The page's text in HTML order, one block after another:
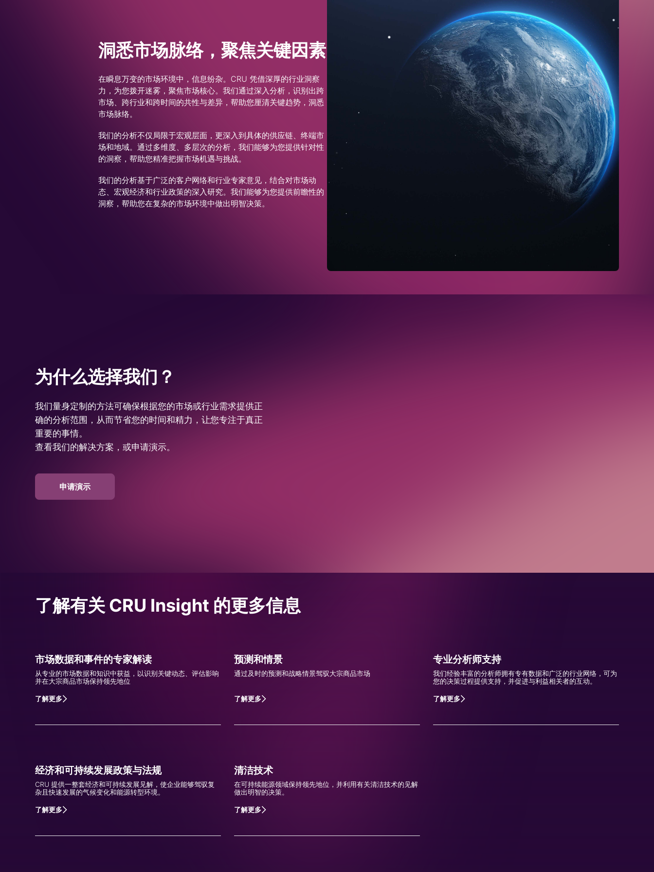
洞悉市场脉络，聚焦关键因素
在瞬息万变的市场环境中，信息纷杂。CRU 凭借深厚的行业洞察
力，为您拨开迷雾，聚焦市场核心。我们通过深入分析，识别出跨
市场、跨行业和跨时间的共性与差异，帮助您厘清关键趋势，洞悉
市场脉络。
我们的分析不仅局限于宏观层面，更深入到具体的供应链、终端市
场和地域。通过多维度、多层次的分析，我们能够为您提供针对性
的洞察，帮助您精准把握市场机遇与挑战。
我们的分析基于广泛的客户网络和行业专家意见，结合对市场动
态、宏观经济和行业政策的深入研究。我们能够为您提供前瞻性的
洞察，帮助您在复杂的市场环境中做出明智决策。
为什么选择我们？
我们量身定制的方法可确保根据您的市场或行业需求提供正
确的分析范围，从而节省您的时间和精力，让您专注于真正
重要的事情。
查看我们的解决方案，或申请演示。
申请演示
了解有关 CRU Insight 的更多信息
市场数据和事件的专家解读
从专业的市场数据和知识中获益，以识别关键动态、评估影响
并在大宗商品市场保持领先地位
了解更多
预测和情景
通过及时的预测和战略情景驾驭大宗商品市场
了解更多
专业分析师支持
我们经验丰富的分析师拥有专有数据和广泛的行业网络，可为
您的决策过程提供支持，并促进与利益相关者的互动。
了解更多
经济和可持续发展政策与法规
CRU 提供一整套经济和可持续发展见解，使企业能够驾驭复
杂且快速发展的气候变化和能源转型环境。
了解更多
清洁技术
在可持续能源领域保持领先地位，并利用有关清洁技术的见解
做出明智的决策。
了解更多